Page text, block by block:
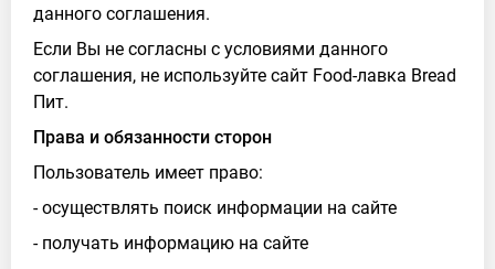
данного соглашения.
Если Вы не согласны с условиями данного
соглашения, не используйте сайт Food-лавка Bread
Пит.
Права и обязанности сторон
Пользователь имеет право:
- осуществлять поиск информации на сайте
- получать информацию на сайте